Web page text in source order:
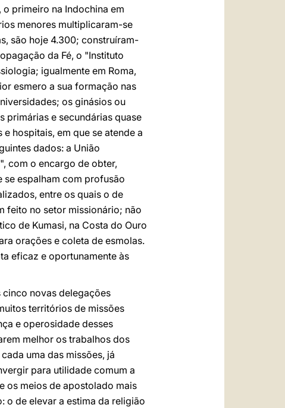
primeiro na Indochina em
menores multiplicaram-se
são hoje 4.300; construíram-
da Fé, o "Instituto
igualmente em Roma,
esmero a sua formação nas
os ginásios ou
primárias e secundárias quase
hospitais, em que se atende a
dados: a União
com o encargo de obter,
se espalham com profusão
entre os quais o de
feito no setor missionário; não
de Kumasi, na Costa do Ouro
orações e coleta de esmolas.
eficaz e oportunamente às
cinco novas delegações
territórios de missões
e operosidade desses
melhor os trabalhos dos
uma das missões, já
para utilidade comum a
os meios de apostolado mais
o de elevar a estima da religião